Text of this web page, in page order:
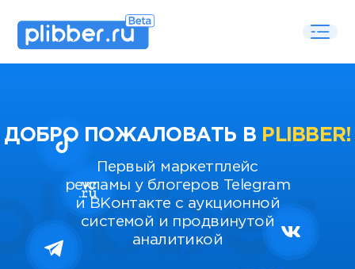
ДОБРО ПОЖАЛОВАТЬ В PLIBBER!
Первый маркетплейс
рекламы у блогеров Telegram
и ВКонтакте с аукционной
системой и продвинутой
аналитикой